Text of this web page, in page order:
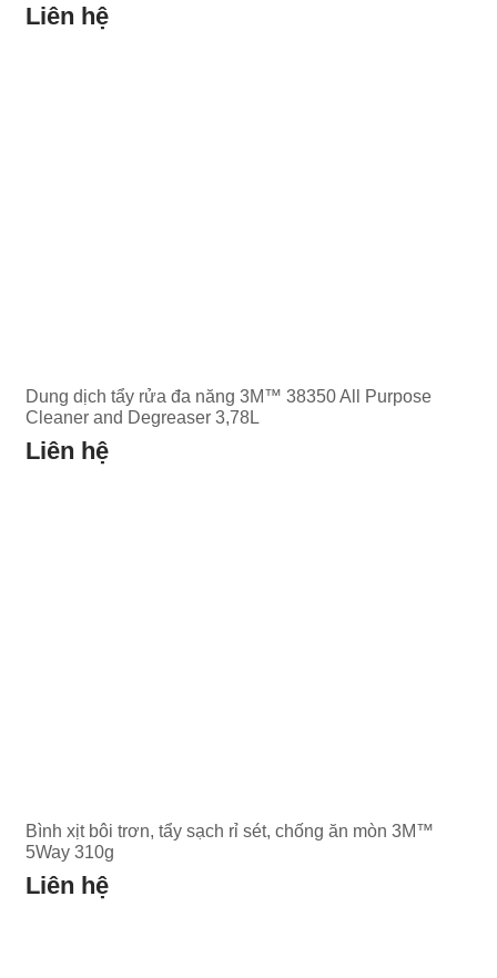
Liên hệ
Dung dịch tẩy rửa đa năng 3M™ 38350 All Purpose
Cleaner and Degreaser 3,78L
Liên hệ
Bình xịt bôi trơn, tẩy sạch rỉ sét, chống ăn mòn 3M™
5Way 310g
Liên hệ